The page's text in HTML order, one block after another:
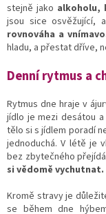
stejně jako alkoholu,
jsou sice osvěžující,
rovnováha a
hladu, a přestat dříve,
Denní rytmus a
Rytmus dne hraje v
jídlo je mezi desátou
tělo si s jídlem poradí
jednoduchá. V létě je
bez zbytečného
si vědomě vychutnat.
Kromě stravy je
se během dne